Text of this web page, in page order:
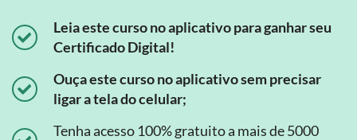
Leia este curso no aplicativo para ganhar seu
Certificado Digital!
Ouça este curso no aplicativo sem precisar
ligar a tela do celular;
Tenha acesso 100% gratuito a mais de 5000